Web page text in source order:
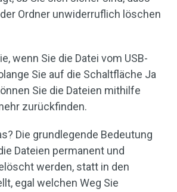
Ordner unwiderruflich löschen
wenn Sie die Datei vom USB-
Sie auf die Schaltfläche Ja
Sie die Dateien mithilfe
zurückfinden.
Die grundlegende Bedeutung
Dateien permanent und
werden, statt in den
egal welchen Weg Sie